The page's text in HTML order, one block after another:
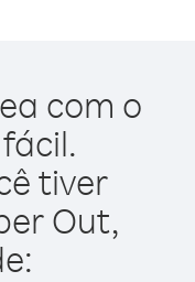
com o
tiver
Out,